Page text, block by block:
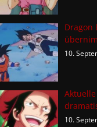
Dragon
10.
10.